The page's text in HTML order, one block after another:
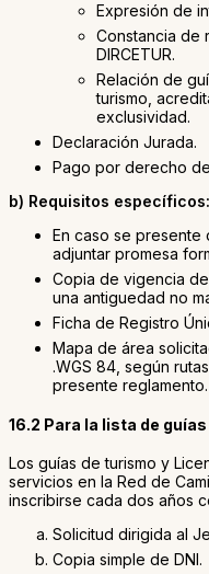
Expresión de
Constancia de
DIRCETUR.
Relación de
turismo,
exclusividad.
Declaración Jurada.
Pago por derecho de
b) Requisitos específicos:
En caso se
adjuntar promesa
Copia de vigencia
una antiguedad no
Ficha de Registro
Mapa de área
.WGS 84, según
presente reglamento.
16.2 Para la lista de
Los guías de turismo y
servicios en la Red de
inscribirse cada dos años
Solicitud dirigida al
Copia simple de DNI.